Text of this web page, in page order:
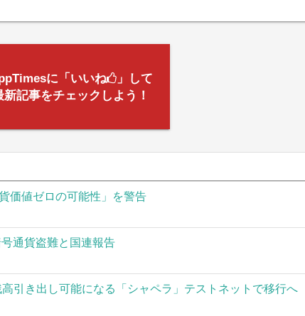
に「いいね
」して
新記事をチェックしよう！
価値ゼロの可能性」を警告
通貨盗難と国連報告
引き出し可能になる「シャペラ」テストネットで移行へ